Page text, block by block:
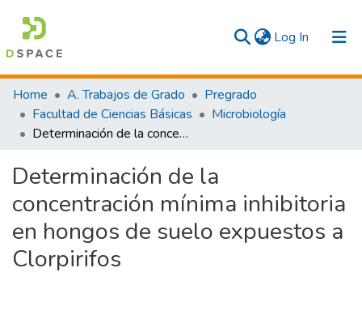
Log In (current)
Communities & Collections
Home A. Trabajos de Grado
Pregrado
Facultad de Ciencias Básicas
Microbiología
Determinación de la concentración mínima inhibitoria en hongos de suelo expuestos a Clorpirifos
Determinación de la
concentración mínima inhibitoria
en hongos de suelo expuestos a
Clorpirifos